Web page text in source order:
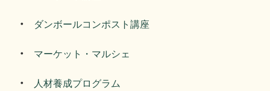
ダンボールコンポスト講座
マーケット・マルシェ
人材養成プログラム